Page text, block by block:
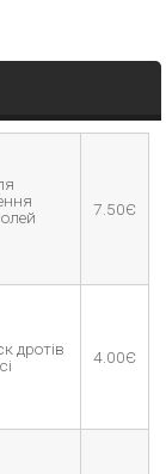
7.50Є
дротів
4.00Є